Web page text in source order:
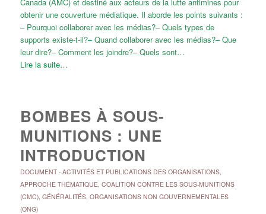
obtenir une couverture médiatique. Il aborde les points suivants :
– Pourquoi collaborer avec les médias?– Quels types de
supports existe-t-il?– Quand collaborer avec les médias?– Que
leur dire?– Comment les joindre?– Quels sont…
Lire la suite…
BOMBES À SOUS-
MUNITIONS : UNE
INTRODUCTION
DOCUMENT- ACTIVITÉS ET PUBLICATIONS DES ORGANISATIONS,
APPROCHE THÉMATIQUE, COALITION CONTRE LES SOUS-MUNITIONS
(CMC), GÉNÉRALITÉS, ORGANISATIONS NON GOUVERNEMENTALES
(ONG)